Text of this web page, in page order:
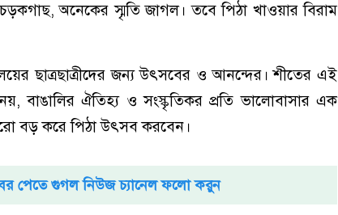
অনেকের স্মৃতি জাগল। তবে পিঠা খাওয়ার বিরাম
ছাত্রছাত্রীদের জন্য উৎসবের ও আনন্দের। শীতের এই
বাঙালির ঐতিহ্য ও সংস্কৃতিকর প্রতি ভালোবাসার এক
বড় করে পিঠা উৎসব করবেন।
পেতে গুগল নিউজ চ্যানেল ফলো করুন